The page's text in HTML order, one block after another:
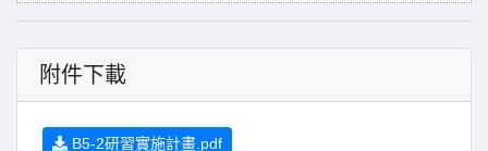
附件下載
B5-2研習實施計畫.pdf